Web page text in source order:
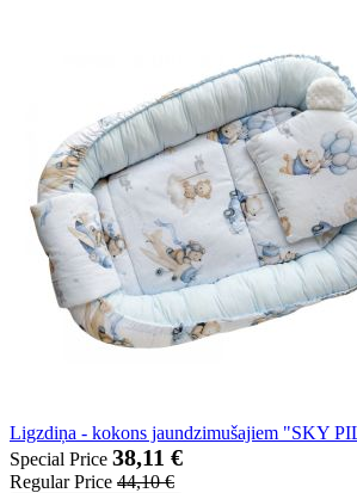
Ligzdiņa - kokons jaundzimušajiem "SKY
Special Price 38,11 €
Regular Price 44,10 €